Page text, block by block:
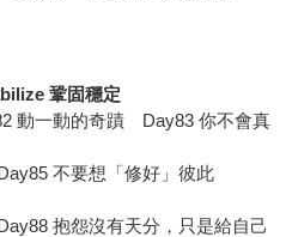
鞏固穩定
動一動的奇蹟 Day83 你不會真
不要想「修好」彼此
抱怨沒有天分，只是給自己